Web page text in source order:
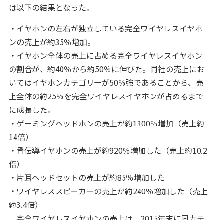
は以下の結果となった。
・イヤホンの左右が独立している完全ワイヤレスイヤホ
ンの売上が約35％増加。
・イヤホン全体の売上に占める完全ワイヤレスイヤホン
の割合が、約40％から約50％に伸びた。同社の売上にお
いてはイヤホンカテゴリーが50％強であることから、売
上全体の約25％を完全ワイヤレスイヤホンが占めるまで
に成長した。
・ゲーミングヘッドホンの売上が約1300％増加（売上約
14倍）
・骨伝導イヤホンの売上が約920％増加した（売上約10.2
倍）
・片耳ヘッドセットの売上が約85％増加した
・ワイヤレススピーカーの売上が約240％増加した（売上
約3.4倍）